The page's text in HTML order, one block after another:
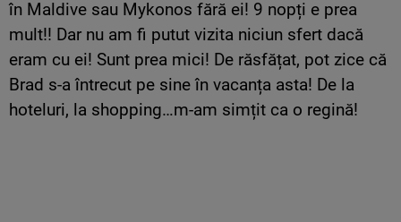
în Maldive sau Mykonos fără ei! 9 nopți e prea
mult!! Dar nu am fi putut vizita niciun sfert dacă
eram cu ei! Sunt prea mici! De răsfățat, pot zice că
Brad s-a întrecut pe sine în vacanța asta! De la
hoteluri, la shopping…m-am simțit ca o regină!